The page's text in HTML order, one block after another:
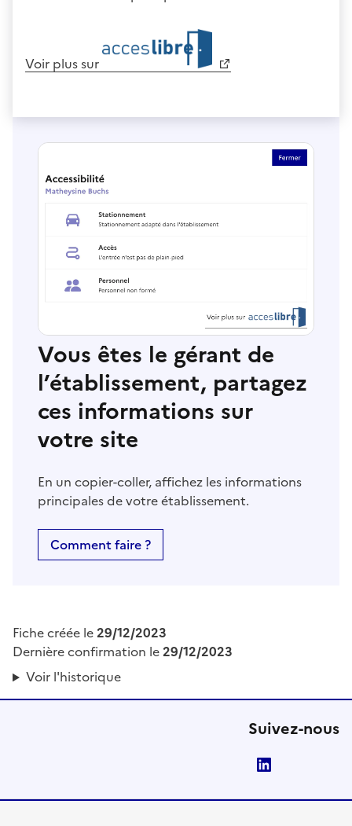
Voir plus sur
Vous êtes le gérant de
l’établissement, partagez
ces informations sur
votre site
En un copier-coller, affichez les informations
principales de votre établissement.
Comment faire ?
Fiche créée le29/12/2023
Dernière confirmation le29/12/2023
Voir l'historique
Suivez-nous